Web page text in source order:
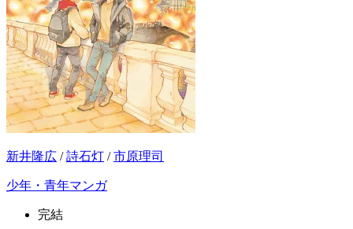
新井隆広 /詩石灯 /市原理司
少年・青年マンガ
完結